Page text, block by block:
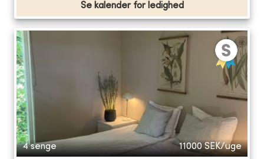
Se kalender for ledighed
4 senge 11000 SEK/uge